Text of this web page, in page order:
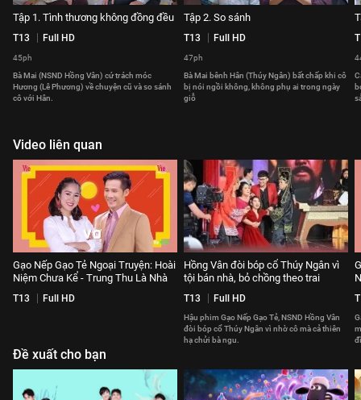
Tập 1. Tình thương không đồng đều
T13 Full HD
45ph
Bà Mai (NSND Hồng Vân) cứ trách móc
Hương (Lê Phương) về chuyện cũ và so sánh
cô với Hân.
Tập 2. So sánh
T13 Full HD
47ph
Bà Mai bênh Hân (Thúy Ngân) bất chấp khi cô
bị nói ngồi không, không phụ ai trong ngày
giỗ
Video liên quan
Gạo Nếp Gạo Tẻ Ngoại Truyện: Hoài
Niệm Chưa Kể - Trung Thu Là Nhà
T13 Full HD
Hồng Vân đòi bóp cổ Thúy Ngân vì
tội bán nhà, bỏ chồng theo trai
T13 Full HD
Hậu phim Gạo Nếp Gạo Tẻ, NSND Hồng Vân
đòi bóp cổ Thúy Ngân vì nhờ cô mà cả thiên
hạ chửi bà ngu.
Đề xuất cho bạn